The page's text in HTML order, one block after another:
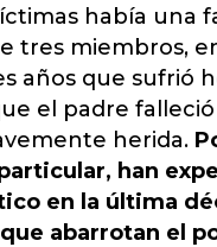
había una
tres miembros,
años que sufrió
el padre
herida.
han
en la última
abarrotan el